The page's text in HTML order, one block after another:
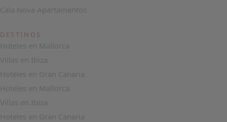
Cala Nova Apartamentos
DESTINOS
Hoteles en Mallorca
Villas en Ibiza
Hoteles en Gran Canaria
Hoteles en Mallorca
Villas en Ibiza
Hoteles en Gran Canaria